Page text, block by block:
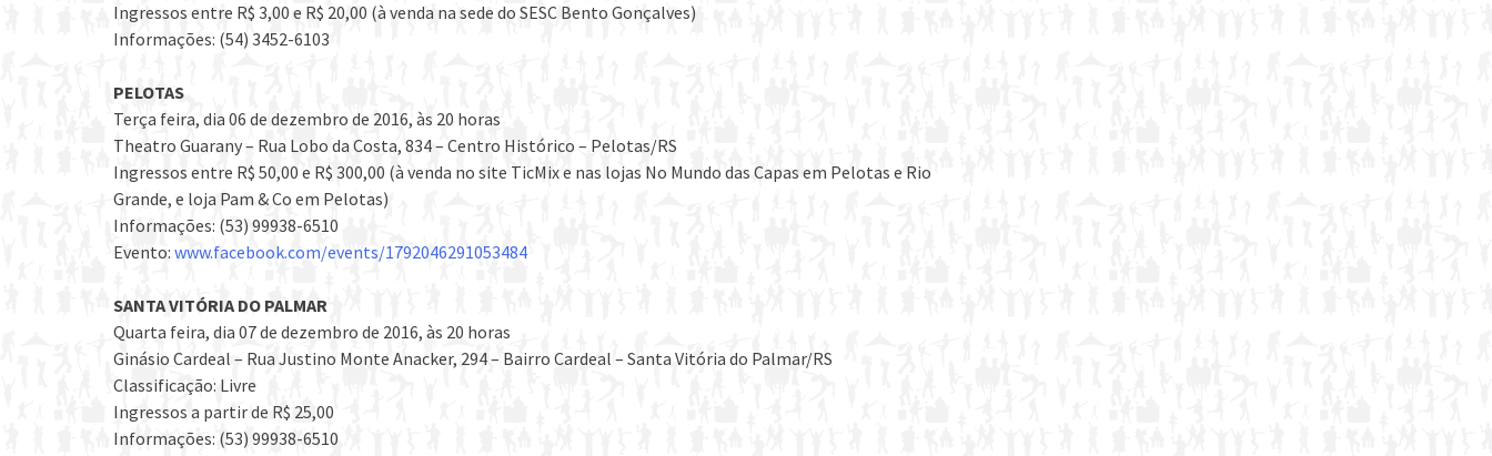
Ingressos entre R$ 3,00 e R$ 20,00 (à venda na sede do SESC Bento Gonçalves)
Informações: (54) 3452-6103
PELOTAS
Terça feira, dia 06 de dezembro de 2016, às 20 horas
Theatro Guarany – Rua Lobo da Costa, 834 – Centro Histórico – Pelotas/RS
Ingressos entre R$ 50,00 e R$ 300,00 (à venda no site TicMix e nas lojas No Mundo das Capas em Pelotas e Rio
Grande, e loja Pam & Co em Pelotas)
Informações: (53) 99938-6510
Evento: www.facebook.com/events/1792046291053484
SANTA VITÓRIA DO PALMAR
Quarta feira, dia 07 de dezembro de 2016, às 20 horas
Ginásio Cardeal – Rua Justino Monte Anacker, 294 – Bairro Cardeal – Santa Vitória do Palmar/RS
Classificação: Livre
Ingressos a partir de R$ 25,00
Informações: (53) 99938-6510